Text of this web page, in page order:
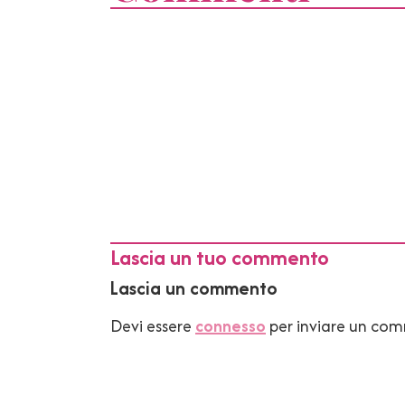
Lascia un tuo commento
Lascia un commento
Devi essere connesso per inviare un